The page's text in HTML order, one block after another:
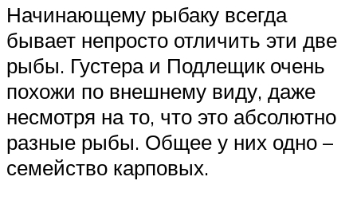
Начинающему рыбаку всегда
бывает непросто отличить эти две
рыбы. Густера и Подлещик очень
похожи по внешнему виду, даже
несмотря на то, что это абсолютно
разные рыбы. Общее у них одно –
семейство карповых.